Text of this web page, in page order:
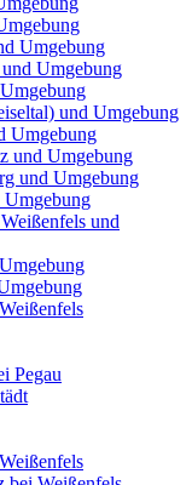
Umgebung
Umgebung
und Umgebung
Umgebung
und Umgebung
und Umgebung
und
Pegau